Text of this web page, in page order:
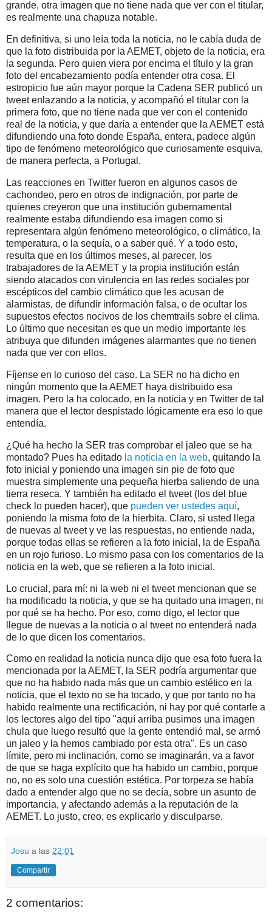
grande, otra imagen que no tiene nada que ver con el titular,
es realmente una chapuza notable.
En definitiva, si uno leía toda la noticia, no le cabía duda de
que la foto distribuida por la AEMET, objeto de la noticia, era
la segunda. Pero quien viera por encima el título y la gran
foto del encabezamiento podía entender otra cosa. El
estropicio fue aún mayor porque la Cadena SER publicó un
tweet enlazando a la noticia, y acompañó el titular con la
primera foto, que no tiene nada que ver con el contenido
real de la noticia, y que daría a entender que la AEMET está
difundiendo una foto donde España, entera, padece algún
tipo de fenómeno meteorológico que curiosamente esquiva,
de manera perfecta, a Portugal.
Las reacciones en Twitter fueron en algunos casos de
cachondeo, pero en otros de indignación, por parte de
quienes creyeron que una institución gubernamental
realmente estaba difundiendo esa imagen como si
representara algún fenómeno meteorológico, o climático, la
temperatura, o la sequía, o a saber qué. Y a todo esto,
resulta que en los últimos meses, al parecer, los
trabajadores de la AEMET y la propia institución están
siendo atacados con virulencia en las redes sociales por
escépticos del cambio climático que les acusan de
alarmistas, de difundir información falsa, o de ocultar los
supuestos efectos nocivos de los chemtrails sobre el clima.
Lo último que necesitan es que un medio importante les
atribuya que difunden imágenes alarmantes que no tienen
nada que ver con ellos.
Fíjense en lo curioso del caso. La SER no ha dicho en
ningún momento que la AEMET haya distribuido esa
imagen. Pero la ha colocado, en la noticia y en Twitter de tal
manera que el lector despistado lógicamente era eso lo que
entendía.
¿Qué ha hecho la SER tras comprobar el jaleo que se ha
montado? Pues ha editado la noticia en la web, quitando la
foto inicial y poniendo una imagen sin pie de foto que
muestra simplemente una pequeña hierba saliendo de una
tierra reseca. Y también ha editado el tweet (los del blue
check lo pueden hacer), que pueden ver ustedes aquí,
poniendo la misma foto de la hierbita. Claro, si usted llega
de nuevas al tweet y ve las respuestas, no entiende nada,
porque todas ellas se refieren a la foto inicial, la de España
en un rojo furioso. Lo mismo pasa con los comentarios de la
noticia en la web, que se refieren a la foto inicial.
Lo crucial, para mí: ni la web ni el tweet mencionan que se
ha modificado la noticia, y que se ha quitado una imagen, ni
por qué se ha hecho. Por eso, como digo, el lector que
llegue de nuevas a la noticia o al tweet no entenderá nada
de lo que dicen los comentarios.
Como en realidad la noticia nunca dijo que esa foto fuera la
mencionada por la AEMET, la SER podría argumentar que
que no ha habido nada más que un cambio estético en la
noticia, que el texto no se ha tocado, y que por tanto no ha
habido realmente una rectificación, ni hay por qué contarle a
los lectores algo del tipo "aquí arriba pusimos una imagen
chula que luego resultó que la gente entendió mal, se armó
un jaleo y la hemos cambiado por esta otra". Es un caso
límite, pero mi inclinación, como se imaginarán, va a favor
de que se haga explícito que ha habido un cambio, porque
no, no es solo una cuestión estética. Por torpeza se había
dado a entender algo que no se decía, sobre un asunto de
importancia, y afectando además a la reputación de la
AEMET. Lo justo, creo, es explicarlo y disculparse.
Josu a las 22:01
Compartir
2 comentarios: